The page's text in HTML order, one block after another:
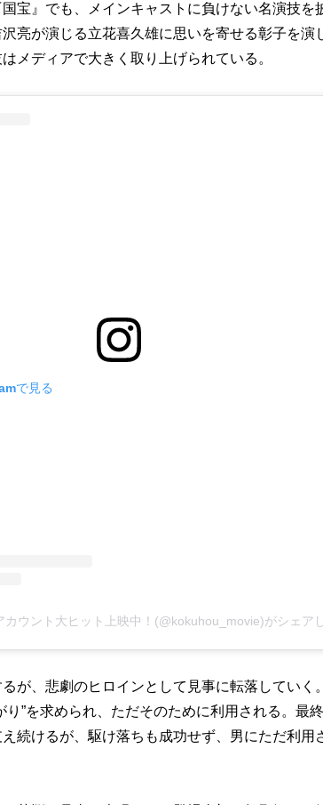
宝』でも、メインキャストに負けない名演技を
亮が演じる立花喜久雄に思いを寄せる彰子を演
メディアで大きく取り上げられている。
で見る
が、悲劇のヒロインとして見事に転落していく
り”を求められ、ただそのために利用される。最
続けるが、駆け落ちも成功せず、男にただ利用